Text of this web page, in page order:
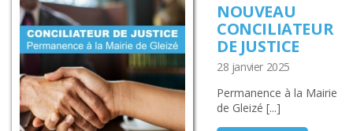
NOUVEAU
CONCILIATEUR
DE JUSTICE
28 janvier 2025
Permanence à la Mairie
de Gleizé [...]